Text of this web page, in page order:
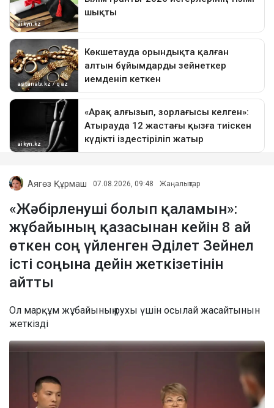
Аягөз Құрмаш 07.08.2026, 09:48 Жаңалықтар
«Жәбірленуші болып қаламын»:
жұбайының қазасынан кейін 8 ай
өткен соң үйленген Әділет Зейнел
істі соңына дейін жеткізетінін
айтты
Ол марқұм жұбайының рухы үшін осылай жасайтынын
жеткізді